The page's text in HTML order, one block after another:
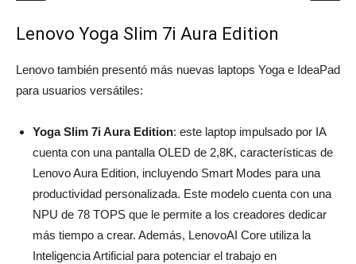
Lenovo Yoga Slim 7i Aura Edition
Lenovo también presentó más nuevas laptops Yoga e IdeaPad
para usuarios versátiles:
Yoga Slim 7i Aura Edition: este laptop impulsado por IA
cuenta con una pantalla OLED de 2,8K, características de
Lenovo Aura Edition, incluyendo Smart Modes para una
productividad personalizada. Este modelo cuenta con una
NPU de 78 TOPS que le permite a los creadores dedicar
más tiempo a crear. Además, LenovoAI Core utiliza la
Inteligencia Artificial para potenciar el trabajo en